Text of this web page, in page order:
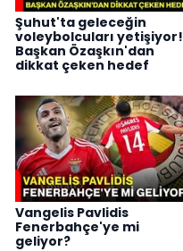
Şuhut'ta geleceğin
voleybolcuları yetişiyor!
Başkan Özaşkın'dan
dikkat çeken hedef
Vangelis Pavlidis
Fenerbahçe'ye mi
geliyor?